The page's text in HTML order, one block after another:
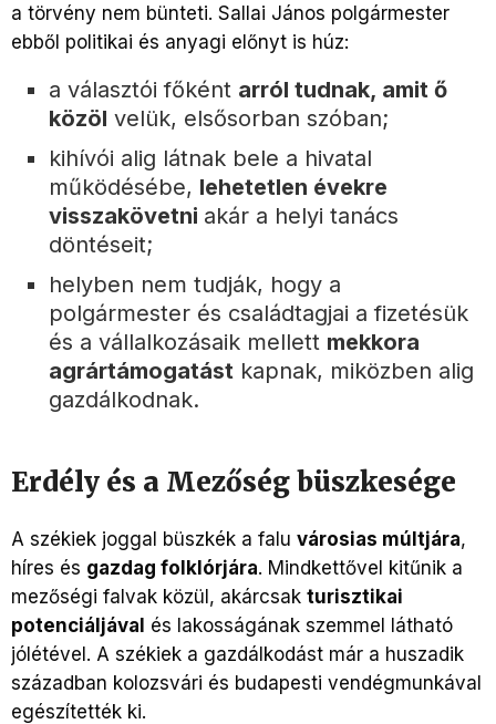
a törvény nem bünteti. Sallai János polgármester
ebből politikai és anyagi előnyt is húz:
a választói főként arról tudnak, amit ő
közöl velük, elsősorban szóban;
kihívói alig látnak bele a hivatal
működésébe, lehetetlen évekre
visszakövetni akár a helyi tanács
döntéseit;
helyben nem tudják, hogy a
polgármester és családtagjai a fizetésük
és a vállalkozásaik mellett mekkora
agrártámogatást kapnak, miközben alig
gazdálkodnak.
Erdély és a Mezőség büszkesége
A székiek joggal büszkék a falu városias múltjára,
híres és gazdag folklórjára. Mindkettővel kitűnik a
mezőségi falvak közül, akárcsak turisztikai
potenciáljával és lakosságának szemmel látható
jólétével. A székiek a gazdálkodást már a huszadik
században kolozsvári és budapesti vendégmunkával
egészítették ki.